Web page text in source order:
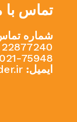
تماس با
شماره
22877240 -021
021-75948
ایمیل: